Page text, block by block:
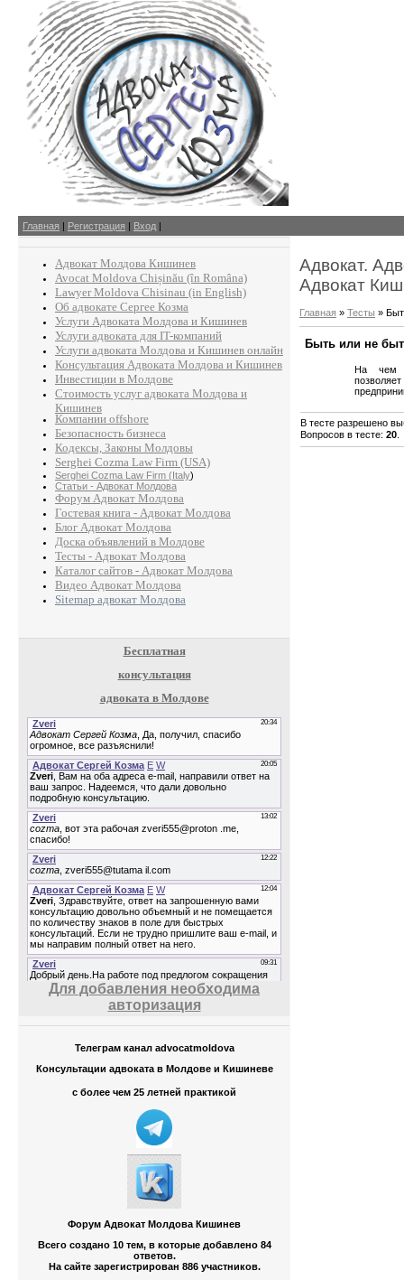
Главная | Регистрация | Вход |
Адвокат Молдова Кишинев
Avocat Moldova Chișinău (în Româna)
Lawyer Moldova Chisinau (in English)
Об адвокате Сергее Козма
Услуги Адвоката Молдова и Кишинев
Услуги адвоката для IT-компаний
Услуги адвоката Молдова и Кишинев онлайн
Консультация Адвоката Молдова и Кишинев
Инвестиции в Молдове
Стоимость услуг адвоката Молдова и
Кишинев
Компании offshore
Безопасность бизнеса
Кодексы, Законы Молдовы
Serghei Cozma Law Firm (USA)
Serghei Cozma Law Firm (Italy)
Статьи - Адвокат Молдова
Форум Адвокат Молдова
Гостевая книга - Адвокат Молдова
Блог Адвокат Молдова
Доска объявлений в Молдове
Тесты - Адвокат Молдова
Каталог сайтов - Адвокат Молдова
Видео Адвокат Молдова
Sitemap адвокат Молдова
Бесплатная
консультация
адвоката в Молдове
Для добавления необходима
авторизация
Телеграм канал advocatmoldova
Консультации адвоката в Молдове и Кишиневе
с более чем 25 летней практикой
Форум Адвокат Молдова Кишинев
Всего создано 10 тем, в которые добавлено 84
ответов.
На сайте зарегистрирован 886 участников.
Адвокат.
Адвокат
Главная » Тесты »
Быть или не
На чем
В тесте разрешено
Вопросов в тесте: 20